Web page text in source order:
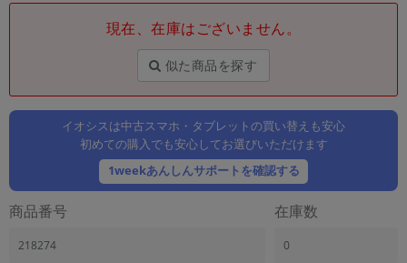
現在、在庫はございません。
似た商品を探す
イオシスは中古スマホ・タブレットの買い替えも安心
初めての購入でも安心してお選びいただけます
1weekあんしんサポートを確認する
商品番号
218274
在庫数
0
「Apple」「SONY」「SHARP」など
機能・特徴
商品の搭載機能による絞り込み
「5G対応」「防水」「ワンセグ」など
ランク
「新品」「未使用」「中古」など